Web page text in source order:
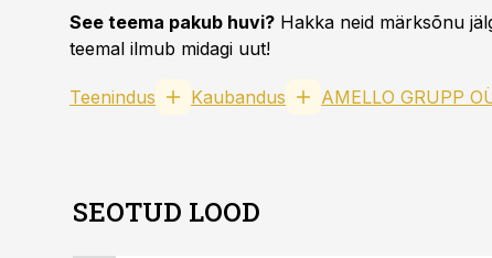
See teema pakub huvi? Hakka neid märksõnu
teemal ilmub midagi uut!
Teenindus Kaubandus AMELLO GRUPP
SEOTUD LOOD